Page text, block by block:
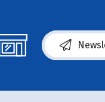
(s’ouvre